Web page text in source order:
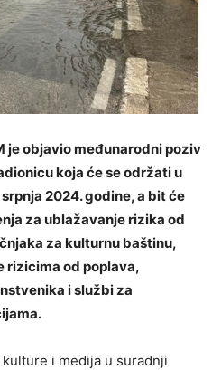
je objavio međunarodni poziv
koja će se održati u
2024. godine, a bit će
za ublažavanje rizika od
za kulturnu baštinu,
rizicima od poplava,
i službi za
i medija u suradnji